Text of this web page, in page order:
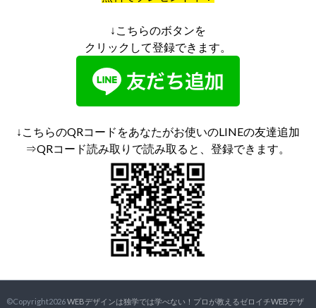
↓こちらのボタンを
クリックして登録できます。
↓こちらのQRコードをあなたがお使いのLINEの友達追加
⇒QRコード読み取りで読み取ると、登録できます。
©Copyright2026WEBデザインは独学では学べない！プロが教えるゼロイチWEBデザ